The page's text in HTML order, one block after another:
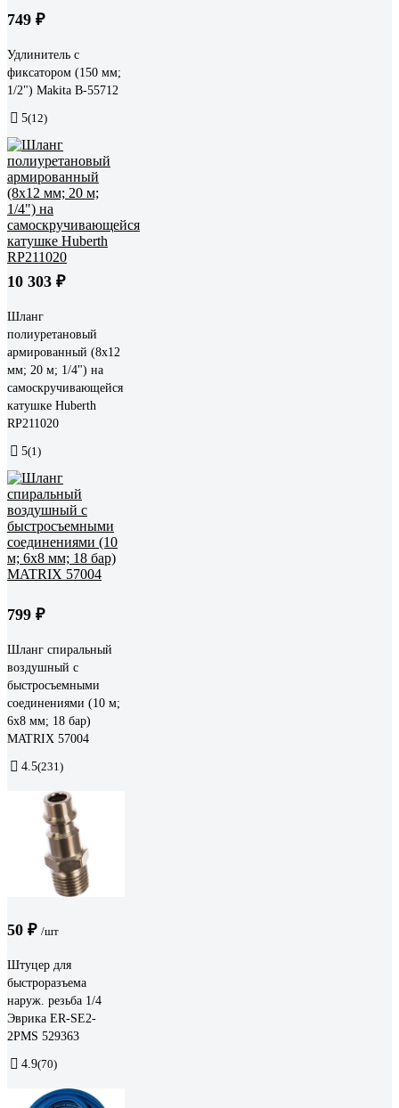
749 ₽
Удлинитель с
фиксатором (150 мм;
1/2") Makita B-55712
5(12)
10 303 ₽
Шланг
полиуретановый
армированный (8х12
мм; 20 м; 1/4") на
самоскручивающейся
катушке Huberth
RP211020
5(1)
799 ₽
Шланг спиральный
воздушный с
быстросъемными
соединениями (10 м;
6х8 мм; 18 бар)
MATRIX 57004
4.5(231)
50 ₽ /шт
Штуцер для
быстроразъема
наруж. резьба 1/4
Эврика ER-SE2-
2PMS 529363
4.9(70)